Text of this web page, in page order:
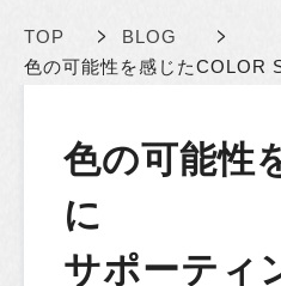
TOP > BLOG >
色の可能性を感じたCOLOR
色の可能性
に
サポーティ